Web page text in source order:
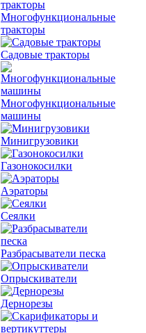
Многофункциональные
тракторы
Садовые тракторы
Многофункциональные
машины
Минигрузовики
Газонокосилки
Аэраторы
Сеялки
Разбрасыватели песка
Опрыскиватели
Дернорезы